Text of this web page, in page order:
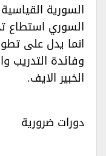
السورية
السوري استطاع
انما يدل على
وفائدة التدريب
الخبير الايف.‏‏
دورات ضرورية‏‏